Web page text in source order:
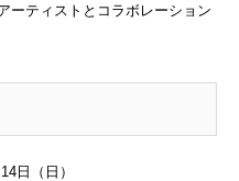
ーティストとコラボレーション
日（日）